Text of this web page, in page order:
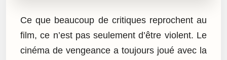
Ce que beaucoup de critiques reprochent au
film, ce n’est pas seulement d’être violent. Le
cinéma de vengeance a toujours joué avec la